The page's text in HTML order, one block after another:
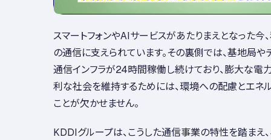
スマートフォンやAIサービスがあたりまえとなった今
の通信に支えられています。その裏側では、基地局や
通信インフラが24時間稼働し続けており、膨大な電
利な社会を維持するためには、環境への配慮とエネ
ことが欠かせません。
KDDIグループは、こうした通信事業の特性を踏まえ